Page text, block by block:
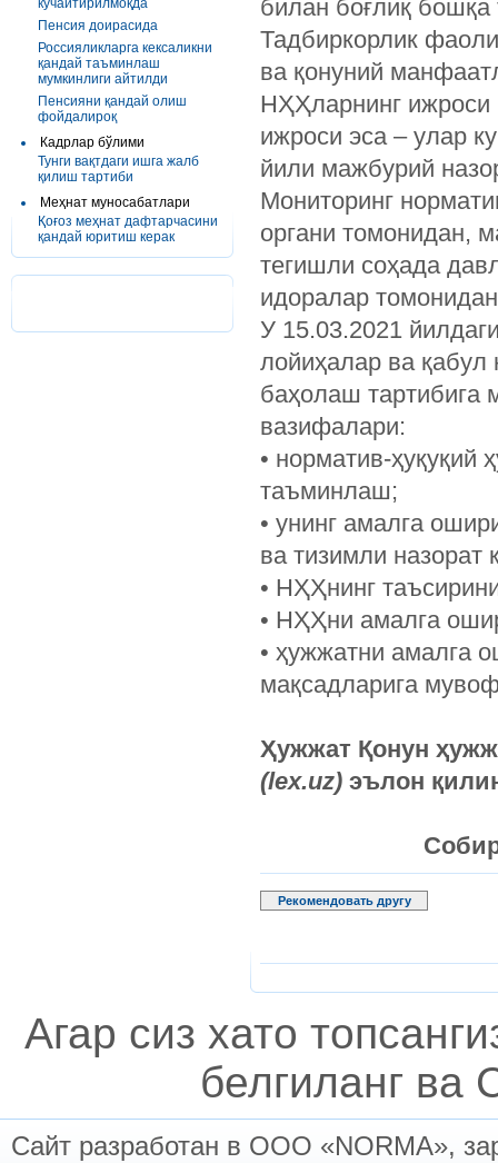
кучайтирилмоқда
Пенсия доирасида
Россияликларга кексаликни
қандай таъминлаш
мумкинлиги айтилди
Пенсияни қандай олиш
фойдалироқ
Кадрлар бўлими
Тунги вақтдаги ишга жалб
қилиш тартиби
Меҳнат муносабатлари
Қоғоз меҳнат дафтарчасини
қандай юритиш керак
билан боғлиқ
Тадбиркорлик
ва қонуний
НҲҲларнинг ижроси
ижроси эса – улар
йили мажбурий
Мониторинг
органи томонидан,
тегишли соҳада
идоралар
У 15.03.2021
лойиҳалар ва қабул
баҳолаш тартибига
вазифалари:
• норматив-
таъминлаш;
• унинг амалга
ва тизимли назорат
• НҲҲнинг
• НҲҲни амалга
• ҳужжатни амалга
мақсадларига
Ҳужжат Қонун
(lex.uz) эълон
Рекомендовать другу
Агар сиз хато
белгиланг ва
Сайт разработан в ООО «NORMA»,